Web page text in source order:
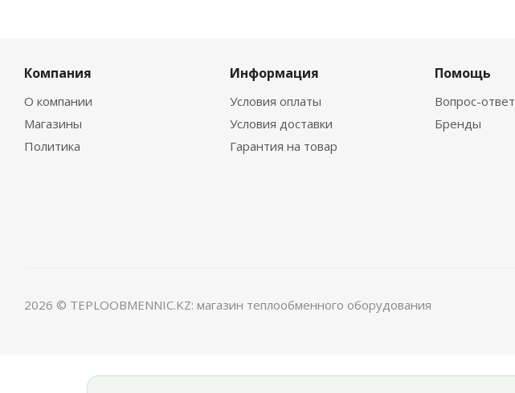
Компания
О компании
Магазины
Политика
Информация
Условия оплаты
Условия доставки
Гарантия на товар
Помощь
Вопрос-ответ
Бренды
2026 © TEPLOOBMENNIC.KZ: магазин теплообменного оборудования